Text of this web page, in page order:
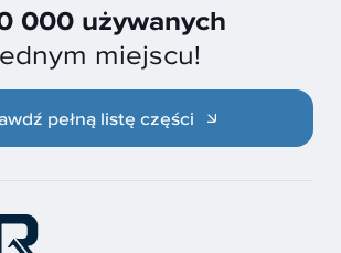
000 używanych
miejscu!
pełną listę części